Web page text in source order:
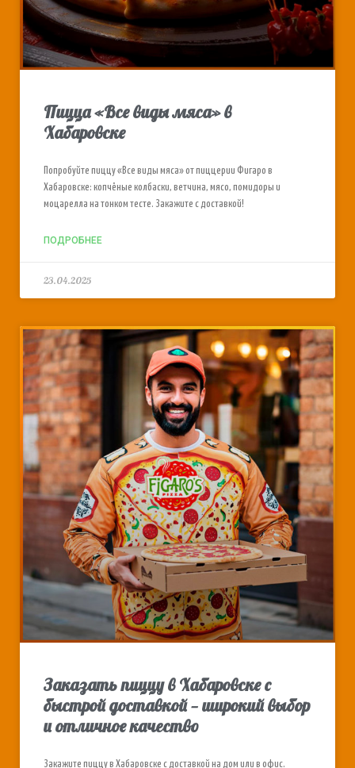
Пицца «Все виды мяса» в
Хабаровске
Попробуйте пиццу «Все виды мяса» от пиццерии Фигаро в
Хабаровске: копчёные колбаски, ветчина, мясо, помидоры и
моцарелла на тонком тесте. Закажите с доставкой!
ПОДРОБНЕЕ
23.04.2025
Заказать пиццу в Хабаровске с
быстрой доставкой — широкий выбор
и отличное качество
Закажите пиццу в Хабаровске с доставкой на дом или в офис.